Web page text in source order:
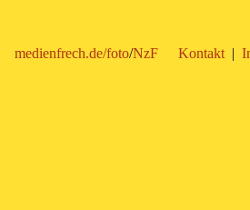
medienfrech.de/foto/NzF Kontakt |